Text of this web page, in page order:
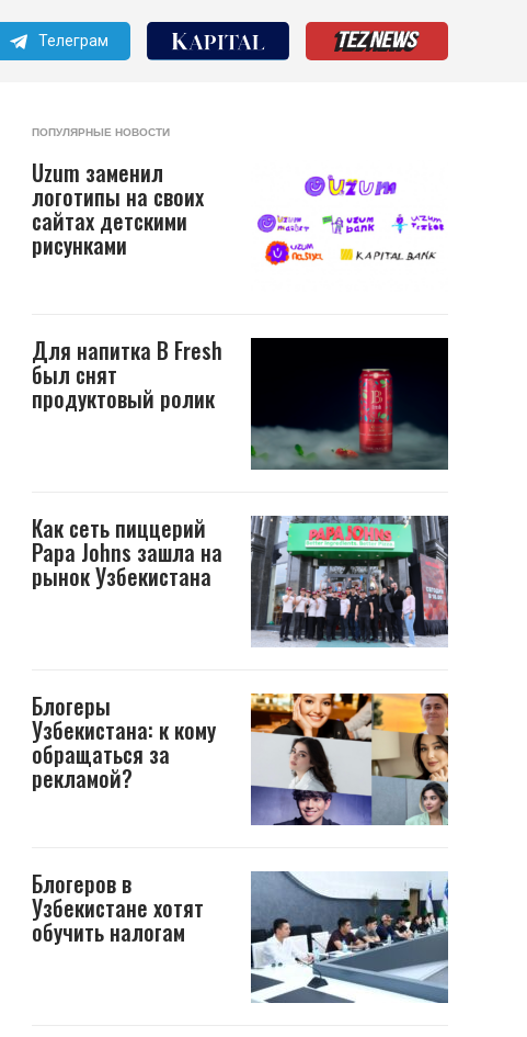
Телеграм
ПОПУЛЯРНЫЕ НОВОСТИ
Uzum заменил
логотипы на своих
сайтах детскими
рисунками
Для напитка B Fresh
был снят
продуктовый ролик
Как сеть пиццерий
Papa Johns зашла на
рынок Узбекистана
Блогеры
Узбекистана: к кому
обращаться за
рекламой?
Блогеров в
Узбекистане хотят
обучить налогам